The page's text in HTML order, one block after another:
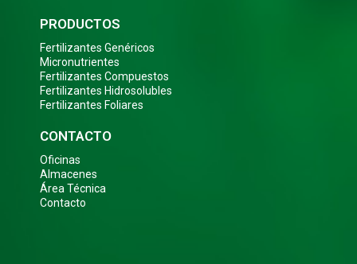
PRODUCTOS
Fertilizantes Genéricos
Micronutrientes
Fertilizantes Compuestos
Fertilizantes Hidrosolubles
Fertilizantes Foliares
CONTACTO
Oficinas
Almacenes
Área Técnica
Contacto